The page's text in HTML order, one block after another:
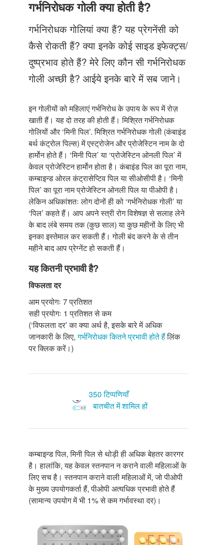
Just Poocho
संपर्क करें
गर्भनिरोधक गोली क्या होती है?
गर्भनिरोधक गोलियां क्या हैं? यह प्रेगनेंसी को
कैसे रोकती हैं? क्या इनके कोई साइड इफेक्ट्स/
दुष्प्रभाव होते हैं? मेरे लिए कौन सी गर्भनिरोधक
गोली अच्छी है? आईये इनके बारे में सब जाने।
इन गोलीयों को महिलाएं गर्भनिरोध के उपाय के रूप में रोज़
खाती हैं। यह दो तरह की होती हैं। मिश्रित गर्भनिरोधक
गोलियों और ‘मिनी पिल’. मिश्रित गर्भनिरोधक गोली (कंबाइंड
बर्थ कंट्रोल पिल्स) में एस्ट्रोजेन और प्रोजेस्टिन नाम के दो
हार्मोन होते हैं। ‘मिनी पिल’ या ‘प्रोजेस्टिन ओनली पिल’ में
केवल प्रोजेस्टिन हार्मोन होता है। कंबाइंड पिल का पूरा नाम,
कम्बाइन्ड ओरल कंट्रासेप्टिव पिल या सीओसीपी है। ‘मिनी
पिल’ का पूरा नाम प्रोजेस्टिन ओनली पिल या पीओपी है।
लेकिन अधिकांशतः लोग दोनों ही को ‘गर्भनिरोधक गोली’ या
‘पिल’ कहते हैं। आप अपने स्त्री रोग विशेषज्ञ से सलाह लेने
के बाद लंबे समय तक (कुछ साल) या कुछ महीनों के लिए भी
इनका इस्तेमाल कर सकती हैं। गोली बंद करने के से तीन
महीने बाद आप प्रेग्नेंट हो सकती हैं।
यह कितनी प्रभावी है?
विफलता दर
आम प्रयोगः 7 प्रतिशत
सही प्रयोगः 1 प्रतिशत से कम
(‘विफलता दर’ का क्या अर्थ है, इसके बारे में अधिक
जानकारी के लिए,गर्भनिरोधक कितने प्रभावी होते हैंलिंक
पर क्लिक करें।)
350 टिप्पणियाँ
बातचीत में शामिल हों
कम्बाइन्ड पिल, मिनी पिल से थोड़ी ही अधिक बेहतर कारगर
है। हालांकि, यह केवल स्तनपान न कराने वाली महिलाओं के
लिए सच है। स्तनपान कराने वाली महिलाओं में, जो पीओपी
के मुख्य उपयोगकर्ता हैं, पीओपी अत्यधिक प्रभावी होते हैं
(सामान्य उपयोग में भी 1% से कम गर्भावस्था दर)।